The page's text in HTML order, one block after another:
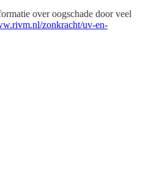
over oogschade door veel
zonkracht/uv-en-